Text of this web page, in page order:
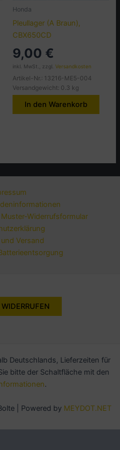
Honda
Pleullager (A Braun),
CBX650CD
9,00 €
inkl. MwSt., zzgl. Versandkosten
Artikel-Nr.: 13216-ME5-004
Versandgewicht: 0.3 kg
In den Warenkorb
Widerrufsformular
Versand
Deutschlands, Lieferzeiten für
bitte der Schaltfläche mit den
.
| Powered by MEYDOT.NET